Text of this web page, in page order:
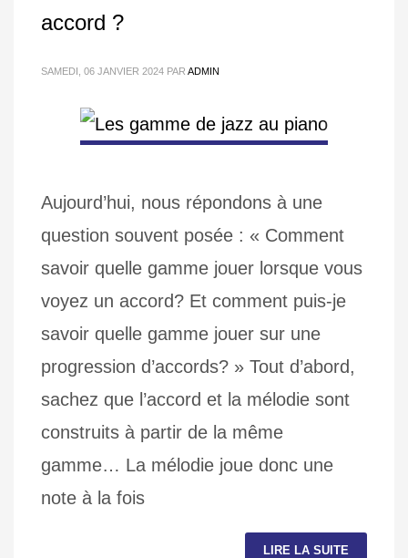
accord ?
SAMEDI, 06 JANVIER 2024 PAR ADMIN
Aujourd’hui, nous répondons à une
question souvent posée : « Comment
savoir quelle gamme jouer lorsque vous
voyez un accord? Et comment puis-je
savoir quelle gamme jouer sur une
progression d’accords? » Tout d’abord,
sachez que l’accord et la mélodie sont
construits à partir de la même
gamme… La mélodie joue donc une
note à la fois
LIRE LA SUITE